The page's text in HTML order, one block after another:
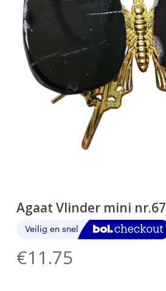
Agaat Vlinder mini nr.67
€11.75